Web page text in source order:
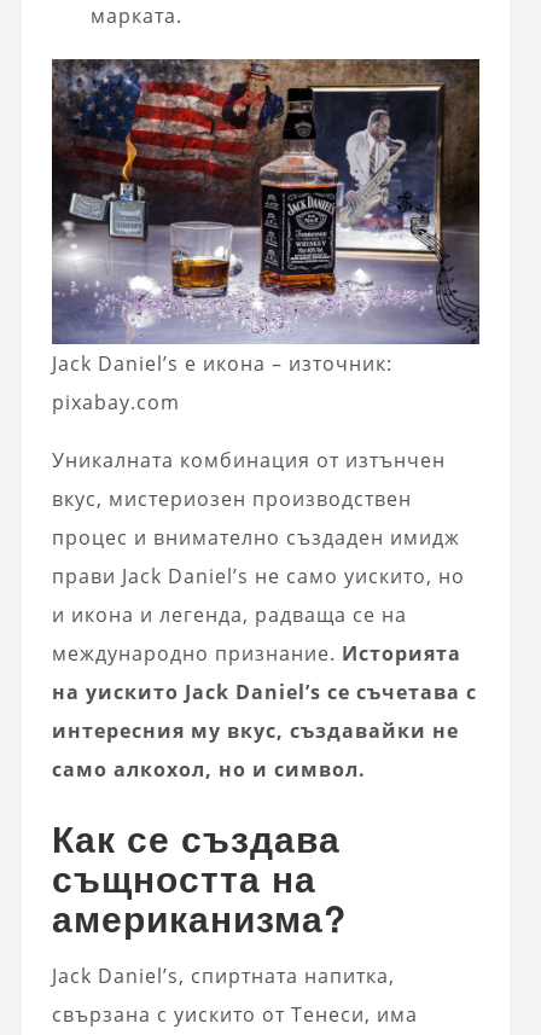
марката.
Jack Daniel’s е икона – източник:
pixabay.com
Уникалната комбинация от изтънчен
вкус, мистериозен производствен
процес и внимателно създаден имидж
прави Jack Daniel’s не само уискито, но
и икона и легенда, радваща се на
международно признание. Историята
на уискито Jack Daniel’s се съчетава с
интересния му вкус, създавайки не
само алкохол, но и символ.
Как се създава
същността на
американизма?
Jack Daniel’s, спиртната напитка,
свързана с уискито от Тенеси, има